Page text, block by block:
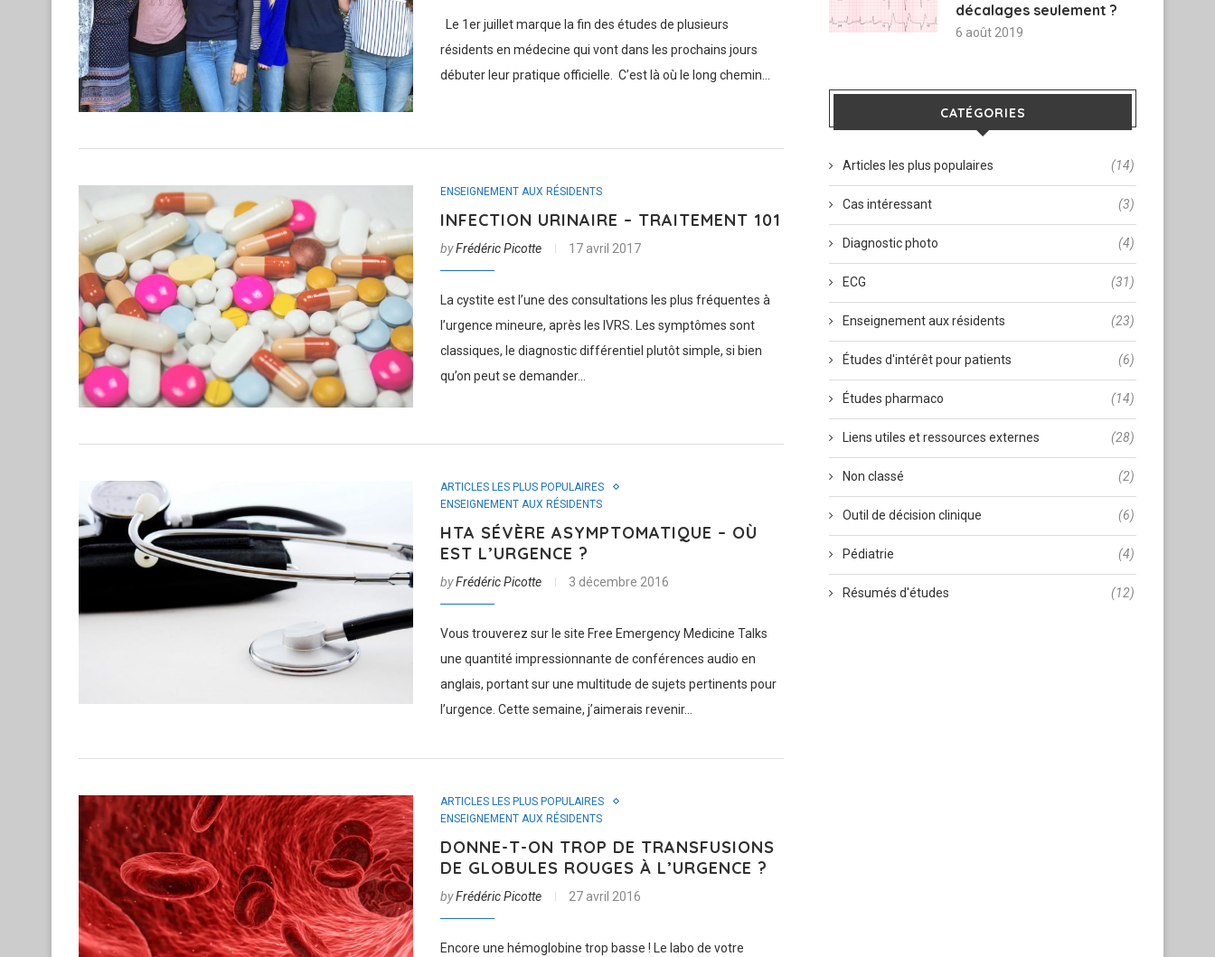
Le 1er juillet marque la fin des études de plusieurs
résidents en médecine qui vont dans les prochains jours
débuter leur pratique officielle. C’est là où le long chemin…
ENSEIGNEMENT AUX RÉSIDENTS
INFECTION URINAIRE – TRAITEMENT 101
byFrédéric Picotte 17 avril 2017
La cystite est l’une des consultations les plus fréquentes à
l’urgence mineure, après les IVRS. Les symptômes sont
classiques, le diagnostic différentiel plutôt simple, si bien
qu’on peut se demander…
ARTICLES LES PLUS POPULAIRES
ENSEIGNEMENT AUX RÉSIDENTS
HTA SÉVÈRE ASYMPTOMATIQUE – OÙ
EST L’URGENCE ?
byFrédéric Picotte 3 décembre 2016
Vous trouverez sur le site Free Emergency Medicine Talks
une quantité impressionnante de conférences audio en
anglais, portant sur une multitude de sujets pertinents pour
l’urgence. Cette semaine, j’aimerais revenir…
ARTICLES LES PLUS POPULAIRES
ENSEIGNEMENT AUX RÉSIDENTS
DONNE-T-ON TROP DE TRANSFUSIONS
DE GLOBULES ROUGES À L’URGENCE ?
byFrédéric Picotte 27 avril 2016
Encore une hémoglobine trop basse ! Le labo de votre
décalages seulement ?
6 août 2019
CATÉGORIES
Articles les plus populaires (14)
Cas intéressant (3)
Diagnostic photo (4)
ECG (31)
Enseignement aux résidents (23)
Études d'intérêt pour patients (6)
Études pharmaco (14)
Liens utiles et ressources externes (28)
Non classé (2)
Outil de décision clinique (6)
Pédiatrie (4)
Résumés d'études (12)